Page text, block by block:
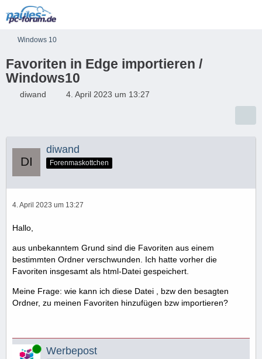
Windows 10
Favoriten in Edge importieren /
Windows10
diwand 4. April 2023 um 13:27
diwand
Forenmaskottchen
4. April 2023 um 13:27
Hallo,
aus unbekanntem Grund sind die Favoriten aus einem
bestimmten Ordner verschwunden. Ich hatte vorher die
Favoriten insgesamt als html-Datei gespeichert.
Meine Frage: wie kann ich diese Datei , bzw den besagten
Ordner, zu meinen Favoriten hinzufügen bzw importieren?
Online Werbepost